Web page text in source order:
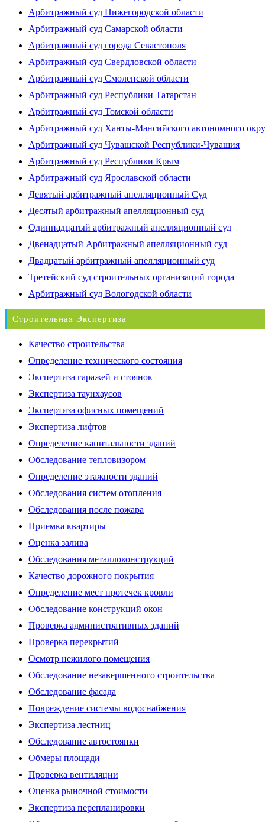
Арбитражный суд Нижегородской области
Арбитражный суд Самарской области
Арбитражный суд города Севастополя
Арбитражный суд Свердловской области
Арбитражный суд Смоленской области
Арбитражный суд Республики Татарстан
Арбитражный суд Томской области
Арбитражный суд Ханты-Мансийского автономного
Арбитражный суд Чувашской Республики-Чувашия
Арбитражный суд Республики Крым
Арбитражный суд Ярославской области
Девятый арбитражный апелляционный Суд
Десятый арбитражный апелляционный суд
Одиннадцатый арбитражный апелляционный суд
Двенадцатый Арбитражный апелляционный суд
Двадцатый арбитражный апелляционный суд
Третейский суд строительных организаций города
Арбитражный суд Вологодской области
Строительная Экспертиза
Качество строительства
Определение технического состояния
Экспертиза гаражей и стоянок
Экспертиза таунхаусов
Экспертиза офисных помещений
Экспертиза лифтов
Определение капитальности зданий
Обследование тепловизором
Определение этажности зданий
Обследования систем отопления
Обследования после пожара
Приемка квартиры
Оценка залива
Обследования металлоконструкций
Качество дорожного покрытия
Определение мест протечек кровли
Обследование конструкций окон
Проверка административных зданий
Проверка перекрытий
Осмотр нежилого помещения
Обследование незавершенного строительства
Обследование фасада
Повреждение системы водоснабжения
Экспертиза лестниц
Обследование автостоянки
Обмеры площади
Проверка вентиляции
Оценка рыночной стоимости
Экспертиза перепланировки